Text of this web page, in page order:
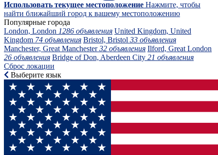
Использовать текущее местоположение Нажмите, чтобы
найти ближайший город к вашему местоположению
Популярные города
London, London 1286 объявления United Kingdom, United
Kingdom 74 объявления Bristol, Bristol 33 объявления
Manchester, Great Manchester32 объявления Ilford, Great London
26 объявления Bridge of Don, Aberdeen City 21 объявления
Сброс локации
Выберите язык